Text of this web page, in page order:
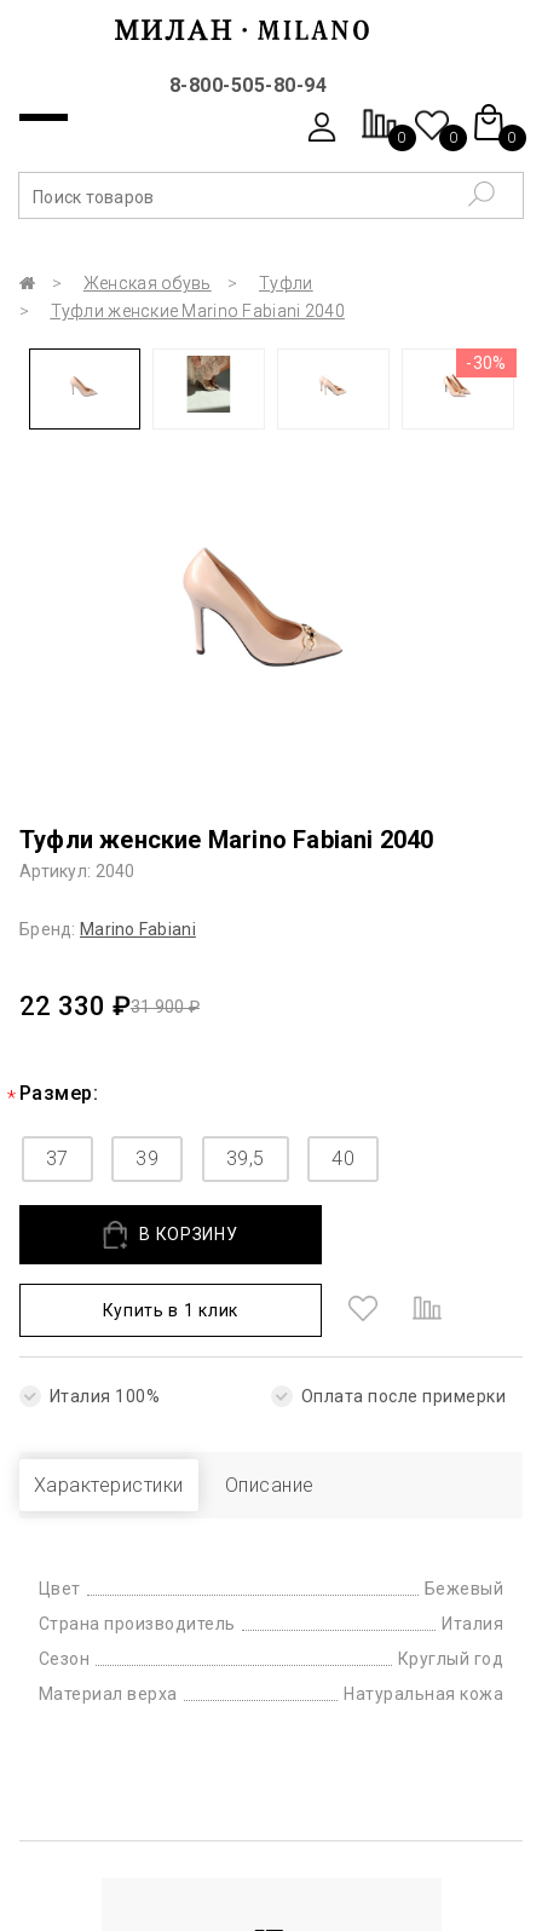
8-800-505-80-94
0 0 0
Женская обувь
Туфли
Туфли женские Marino Fabiani 2040
-30%
Туфли женские Marino Fabiani 2040
Артикул: 2040
Бренд: Marino Fabiani
31 900 ₽
22 330 ₽
Размер:
37 39 39,5 40
В КОРЗИНУ
Купить в 1 клик
Италия 100% Оплата после примерки
Характеристики Описание
Цвет
Бежевый
Страна производитель
Италия
Сезон
Круглый год
Материал верха
Натуральная кожа